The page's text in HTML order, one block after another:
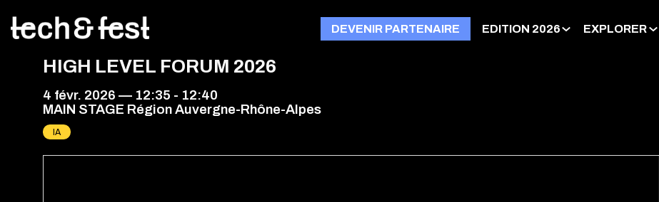
DEVENIR PARTENAIRE EDITION 2026 EXPLORER
HIGH LEVEL FORUM 2026
4 févr. 2026 — 12:35 - 12:40
MAIN STAGE Région Auvergne-Rhône-Alpes
IA